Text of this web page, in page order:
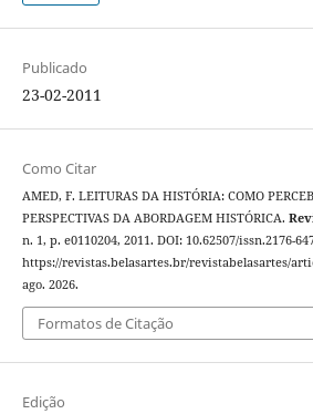
Publicado
23-02-2011
Como Citar
AMED, F. LEITURAS DA HISTÓRIA: COMO
PERSPECTIVAS DA ABORDAGEM HISTÓRICA.
n. 1, p. e0110204, 2011. DOI: 10.62507/issn.2176-
https://revistas.belasartes.br/revistabelasartes/
ago. 2026.
Formatos de Citação
Edição